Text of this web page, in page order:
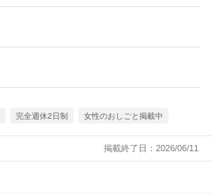
完全週休2日制 女性のおしごと掲載中
掲載終了日：2026/06/11